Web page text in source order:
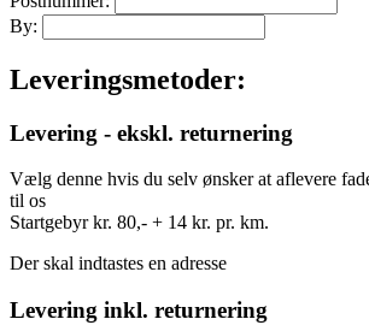
By:
Leveringsmetoder:
Levering - ekskl. returnering
Vælg denne hvis du selv ønsker at aflevere
til os
Startgebyr kr. 80,- + 14 kr. pr. km.
Der skal indtastes en adresse
Levering inkl. returnering